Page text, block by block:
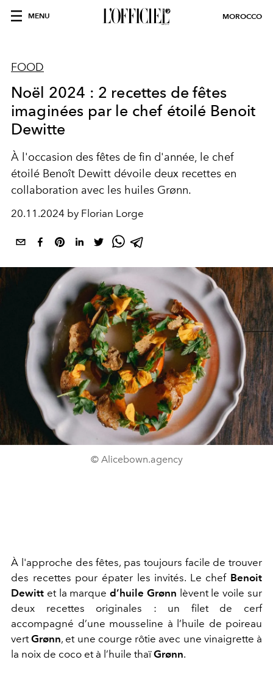
MENU MOROCCO
FOOD
Noël 2024 : 2 recettes de fêtes
imaginées par le chef étoilé Benoit
Dewitte
À l'occasion des fêtes de fin d'année, le chef
étoilé Benoît Dewitt dévoile deux recettes en
collaboration avec les huiles Grønn.
20.11.2024 by Florian Lorge
© Alicebown.agency
À l'approche des fêtes, pas toujours facile de trouver
des recettes pour épater les invités. Le chef Benoit
Dewitt et la marqued’huile Grønn lèvent le voile sur
deux recettes originales : un filet de cerf
accompagné d’une mousseline à l’huile de poireau
vertGrønn, et une courge rôtie avec une vinaigrette à
la noix de coco et à l’huile thaïGrønn.